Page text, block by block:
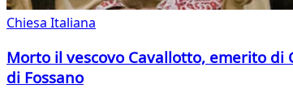
Chiesa Italiana
Morto il vescovo Cavallotto, emerito di
di Fossano